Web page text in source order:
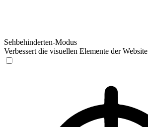
Sehbehinderten-Modus
Verbessert die visuellen Elemente der Website